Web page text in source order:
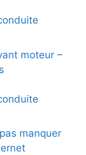
moteur –
manquer